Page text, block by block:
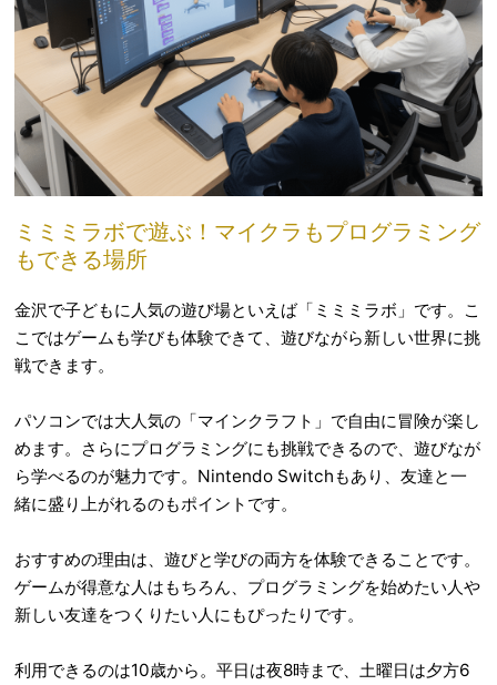
ミミミラボで遊ぶ！マイクラもプログラミング
もできる場所
金沢で子どもに人気の遊び場といえば「ミミミラボ」です。こ
こではゲームも学びも体験できて、遊びながら新しい世界に挑
戦できます。
パソコンでは大人気の「マインクラフト」で自由に冒険が楽し
めます。さらにプログラミングにも挑戦できるので、遊びなが
ら学べるのが魅力です。Nintendo Switchもあり、友達と一
緒に盛り上がれるのもポイントです。
おすすめの理由は、遊びと学びの両方を体験できることです。
ゲームが得意な人はもちろん、プログラミングを始めたい人や
新しい友達をつくりたい人にもぴったりです。
利用できるのは10歳から。平日は夜8時まで、土曜日は夕方6